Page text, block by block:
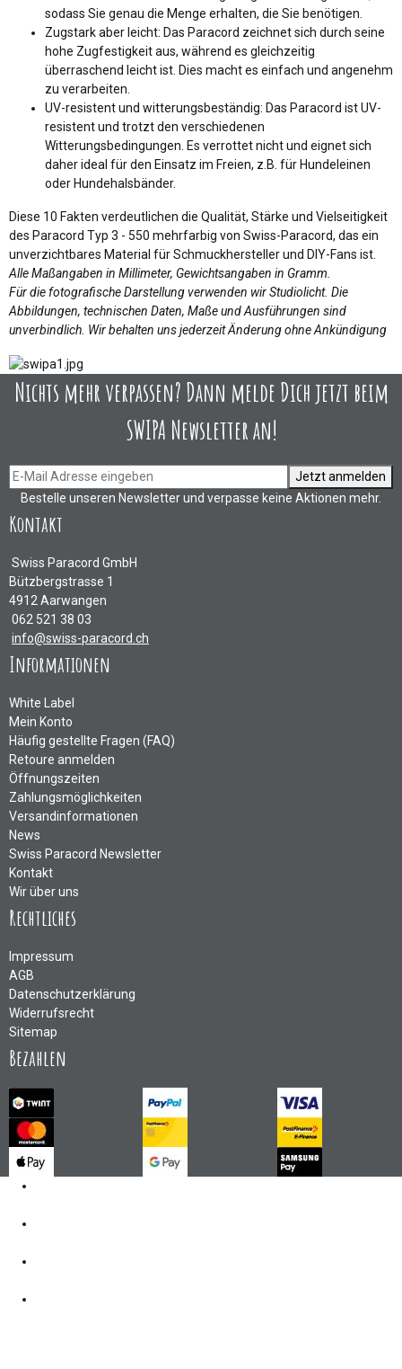
sodass Sie genau die Menge erhalten, die Sie benötigen.
Zugstark aber leicht: Das Paracord zeichnet sich durch seine
hohe Zugfestigkeit aus, während es gleichzeitig
überraschend leicht ist. Dies macht es einfach und angenehm
zu verarbeiten.
UV-resistent und witterungsbeständig: Das Paracord ist UV-
resistent und trotzt den verschiedenen
Witterungsbedingungen. Es verrottet nicht und eignet sich
daher ideal für den Einsatz im Freien, z.B. für Hundeleinen
oder Hundehalsbänder.
Diese 10 Fakten verdeutlichen die Qualität, Stärke und Vielseitigkeit
des Paracord Typ 3 - 550 mehrfarbig von Swiss-Paracord, das ein
unverzichtbares Material für Schmuckhersteller und DIY-Fans ist.
Alle Maßangaben in Millimeter, Gewichtsangaben in Gramm.
Für die fotografische Darstellung verwenden wir Studiolicht. Die
Abbildungen, technischen Daten, Maße und Ausführungen sind
unverbindlich. Wir behalten uns jederzeit Änderung ohne Ankündigung
Nichts mehr verpassen? Dann melde Dich jetzt beim
SWIPA Newsletter an!
Jetzt anmelden
Bestelle unseren Newsletter und verpasse keine Aktionen mehr.
Kontakt
Swiss Paracord GmbH
Bützbergstrasse 1
4912 Aarwangen
062 521 38 03
info@swiss-paracord.ch
Informationen
White Label
Mein Konto
Häufig gestellte Fragen (FAQ)
Retoure anmelden
Öffnungszeiten
Zahlungsmöglichkeiten
Versandinformationen
News
Swiss Paracord Newsletter
Kontakt
Wir über uns
Rechtliches
Impressum
AGB
Datenschutzerklärung
Widerrufsrecht
Sitemap
Bezahlen